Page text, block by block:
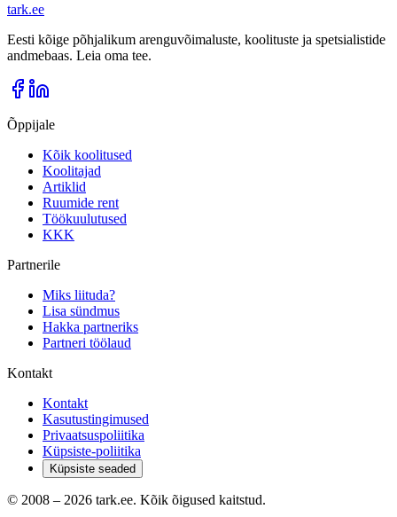
tark.ee
Eesti kõige põhjalikum arenguvõimaluste, koolituste ja spetsialistide
andmebaas. Leia oma tee.
Õppijale
Kõik koolitused
Koolitajad
Artiklid
Ruumide rent
Töökuulutused
KKK
Partnerile
Miks liituda?
Lisa sündmus
Hakka partneriks
Partneri töölaud
Kontakt
Kontakt
Kasutustingimused
Privaatsuspoliitika
Küpsiste-poliitika
Küpsiste seaded
© 2008 – 2026 tark.ee. Kõik õigused kaitstud.